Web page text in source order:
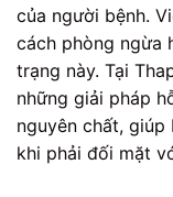
của người bệnh.
cách phòng ngừa
trạng này. Tại
những giải pháp
nguyên chất, giúp
khi phải đối mặt